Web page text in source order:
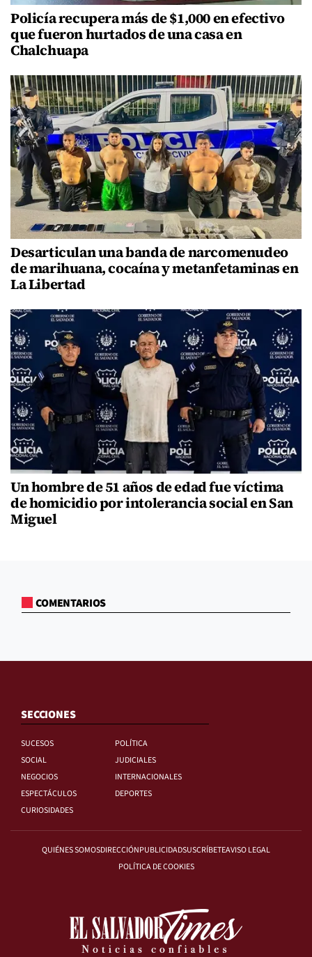
Policía recupera más de $1,000 en efectivo
que fueron hurtados de una casa en
Chalchuapa
Desarticulan una banda de narcomenudeo
de marihuana, cocaína y metanfetaminas en
La Libertad
Un hombre de 51 años de edad fue víctima
de homicidio por intolerancia social en San
Miguel
COMENTARIOS
SECCIONES
SUCESOS
POLÍTICA
SOCIAL
JUDICIALES
NEGOCIOS
INTERNACIONALES
ESPECTÁCULOS
DEPORTES
CURIOSIDADES
QUIÉNES SOMOSDIRECCIÓNPUBLICIDADSUSCRÍBETEAVISO LEGAL
POLÍTICA DE COOKIES